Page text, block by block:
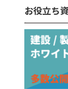
お役立ち